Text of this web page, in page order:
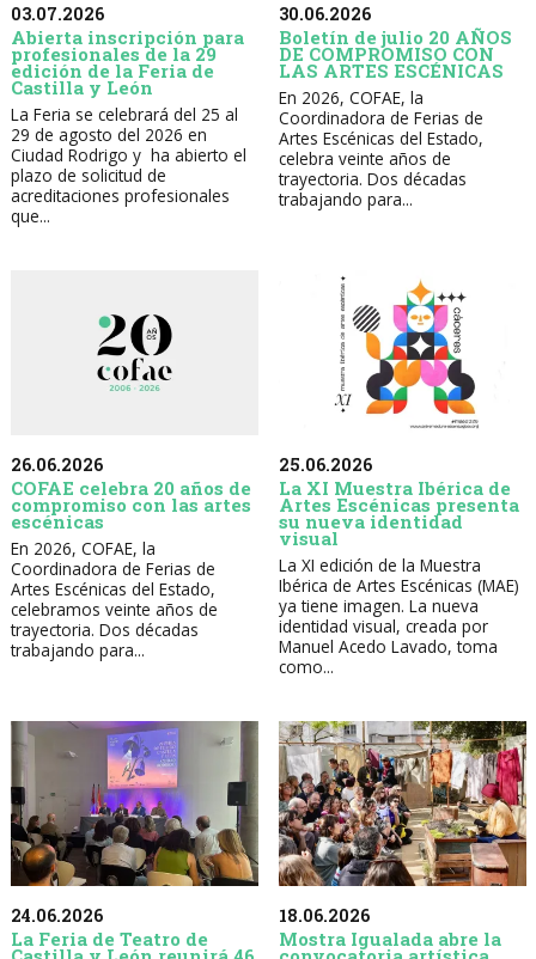
03.07.2026
Abierta inscripción para
profesionales de la 29
edición de la Feria de
Castilla y León
La Feria se celebrará del 25 al
29 de agosto del 2026 en
Ciudad Rodrigo y ha abierto el
plazo de solicitud de
acreditaciones profesionales
que...
30.06.2026
Boletín de julio 20 AÑOS
DE COMPROMISO CON
LAS ARTES ESCÉNICAS
En 2026, COFAE, la
Coordinadora de Ferias de
Artes Escénicas del Estado,
celebra veinte años de
trayectoria. Dos décadas
trabajando para...
26.06.2026
COFAE celebra 20 años de
compromiso con las artes
escénicas
En 2026, COFAE, la
Coordinadora de Ferias de
Artes Escénicas del Estado,
celebramos veinte años de
trayectoria. Dos décadas
trabajando para...
25.06.2026
La XI Muestra Ibérica de
Artes Escénicas presenta
su nueva identidad
visual
La XI edición de la Muestra
Ibérica de Artes Escénicas (MAE)
ya tiene imagen. La nueva
identidad visual, creada por
Manuel Acedo Lavado, toma
como...
24.06.2026
La Feria de Teatro de
18.06.2026
Mostra Igualada abre la